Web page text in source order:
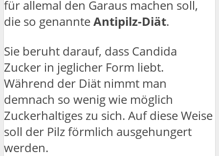
für allemal den Garaus machen soll,
die so genannteAntipilz-Diät.
Sie beruht darauf, dass Candida
Zucker in jeglicher Form liebt.
Während der Diät nimmt man
demnach so wenig wie möglich
Zuckerhaltiges zu sich. Auf diese Weise
soll der Pilz förmlich ausgehungert
werden.